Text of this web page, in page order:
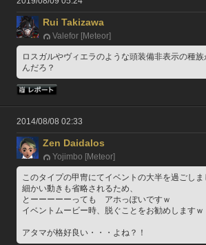
Rui Takizawa
Valefor [Meteor]
ロスガルやヴィエラのような頭装備非表示の種
んだろ？
2014/08/08 02:33
Zen Daidalos
Yojimbo [Meteor]
このタイプの甲冑にてイベントの大半を過ごしま
細かい動きも省略されるため、
とーーーーーっても　アホっぽいですｗ
イベントムービー時、脱ぐことをお勧めしますｗ
アタマが格好良い・・・よね？！